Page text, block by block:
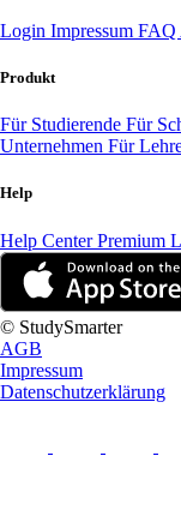
Login Impressum FAQ
Produkt
Für Studierende Für
Unternehmen Für
Help
Help CenterPremium
© StudySmarter
AGB
Impressum
Datenschutzerklärung